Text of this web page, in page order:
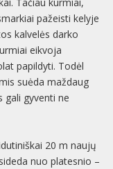
pažeisti kelyje
kalvelės darko
eikvoja
papildyti. Todėl
suėda maždaug
gali gyventi ne
20 m naujų
nuo platesnio –